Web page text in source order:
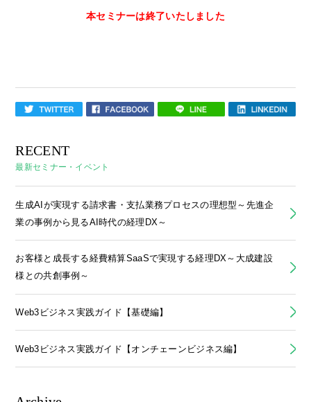
本セミナーは終了いたしました
RECENT
最新セミナー・イベント
生成AIが実現する請求書・支払業務プロセスの理想型～先進企
業の事例から見るAI時代の経理DX～
お客様と成長する経費精算SaaSで実現する経理DX～大成建設
様との共創事例～
Web3ビジネス実践ガイド【基礎編】
Web3ビジネス実践ガイド【オンチェーンビジネス編】